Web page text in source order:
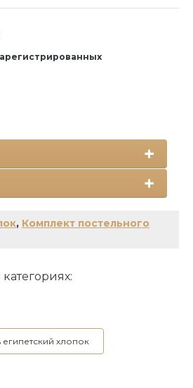
, Комплект постельного
хлопок